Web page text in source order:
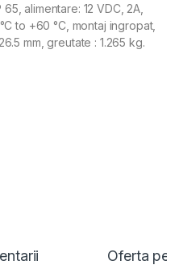
alimentare: 12 VDC, 2A,
to +60 °C, montaj ingropat,
mm, greutate : 1.265 kg.
Oferta